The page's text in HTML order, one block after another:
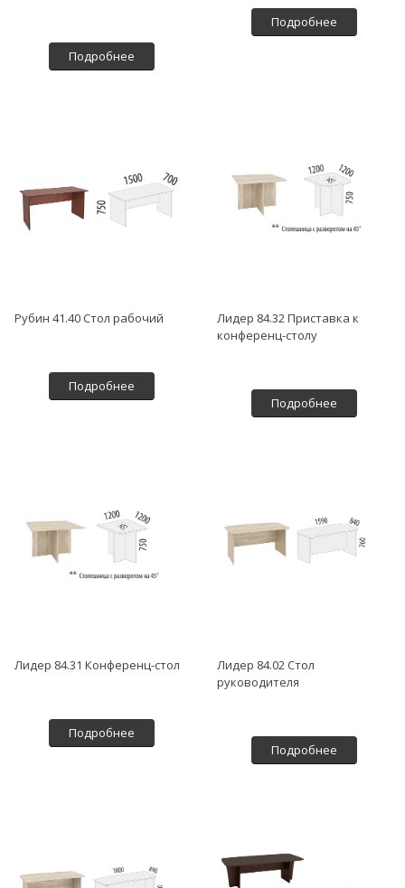
Подробнее
Подробнее
Рубин 41.40 Стол рабочий
Подробнее
Лидер 84.32 Приставка к
конференц-столу
Подробнее
Лидер 84.31 Конференц-стол
Подробнее
Лидер 84.02 Стол
руководителя
Подробнее